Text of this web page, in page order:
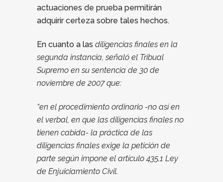
actuaciones de prueba permitirán
adquirir certeza sobre tales hechos.
En cuanto a las diligencias finales en la
segunda instancia, señaló el Tribual
Supremo en su sentencia de 30 de
noviembre de 2007 que:
“en el procedimiento ordinario -no así en
el verbal, en que las diligencias finales no
tienen cabida- la práctica de las
diligencias finales exige la petición de
parte según impone el artículo 435.1 Ley
de Enjuiciamiento Civil.